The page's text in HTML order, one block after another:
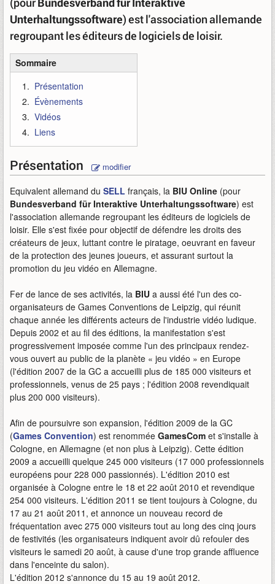
Unterhaltungssoftware) est l'association allemande
regroupant les éditeurs de logiciels de loisir.
Sommaire
Présentation
Évènements
Vidéos
Liens
Présentation modifier
Equivalent allemand du SELL français, la BIU Online (pour
Bundesverband für Interaktive Unterhaltungssoftware) est
l'association allemande regroupant les éditeurs de logiciels de
loisir. Elle s'est fixée pour objectif de défendre les droits des
créateurs de jeux, luttant contre le piratage, oeuvrant en faveur
de la protection des jeunes joueurs, et assurant surtout la
promotion du jeu vidéo en Allemagne.
Fer de lance de ses activités, la BIU a aussi été l'un des co-
organisateurs de Games Conventions de Leipzig, qui réunit
chaque année les différents acteurs de l'industrie vidéo ludique.
Depuis 2002 et au fil des éditions, la manifestation s'est
progressivement imposée comme l'un des principaux rendez-
vous ouvert au public de la planète « jeu vidéo » en Europe
(l'édition 2007 de la GC a accueilli plus de 185 000 visiteurs et
professionnels, venus de 25 pays ; l'édition 2008 revendiquait
plus 200 000 visiteurs).
Afin de poursuivre son expansion, l'édition 2009 de la GC
(Games Convention) est renommée GamesCom et s'installe à
Cologne, en Allemagne (et non plus à Leipzig). Cette édition
2009 a accueilli quelque 245 000 visiteurs (17 000 professionnels
européens pour 228 000 passionnés). L'édition 2010 est
organisée à Cologne entre le 18 et 22 août 2010 et revendique
254 000 visiteurs. L'édition 2011 se tient toujours à Cologne, du
17 au 21 août 2011, et annonce un nouveau record de
fréquentation avec 275 000 visiteurs tout au long des cinq jours
de festivités (les organisateurs indiquent avoir dû refouler des
visiteurs le samedi 20 août, à cause d'une trop grande affluence
dans l'enceinte du salon).
L'édition 2012 s'annonce du 15 au 19 août 2012.